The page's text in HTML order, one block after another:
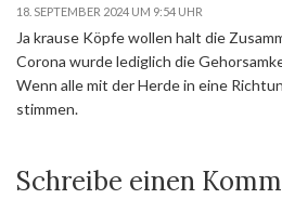
18. SEPTEMBER 2024 UM 9:54 UHR
Ja krause Köpfe wollen halt die
Corona wurde lediglich die
Wenn alle mit der Herde in eine
stimmen.
Schreibe einen